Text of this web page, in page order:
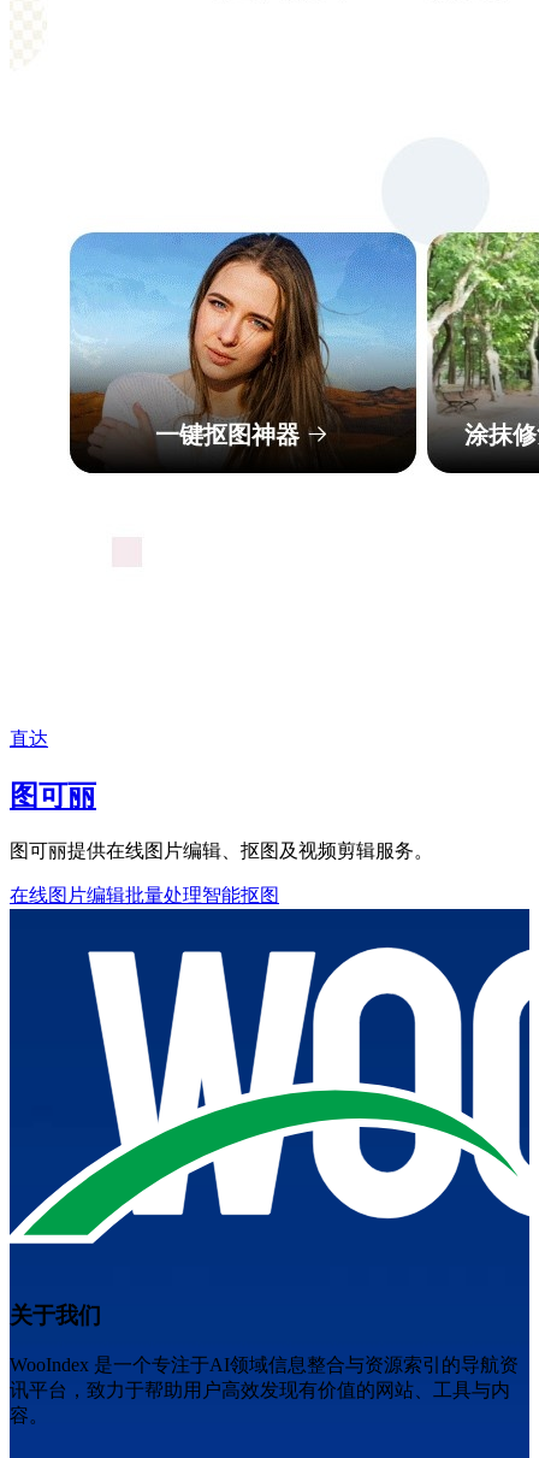
直达
图可丽
图可丽提供在线图片编辑、抠图及视频剪辑服务。
在线图片编辑批量处理智能抠图
关于我们
WooIndex 是一个专注于AI领域信息整合与资源索引的导航资
讯平台，致力于帮助用户高效发现有价值的网站、工具与内
容。